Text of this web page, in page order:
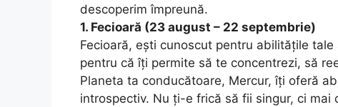
descoperim împreună.
1. Fecioară (23 august – 22 septembrie)
Fecioară, ești cunoscut pentru abilitățile
pentru că îți permite să te concentrezi, să
Planeta ta conducătoare, Mercur, îți oferă
introspectiv. Nu ți-e frică să fii singur, ci